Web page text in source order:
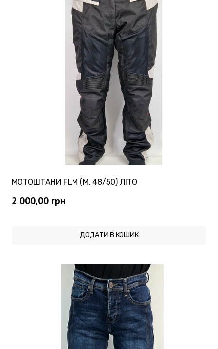
МОТОШТАНИ FLM (M. 48/50) ЛІТО
2 000,00 грн
ДОДАТИ В КОШИК